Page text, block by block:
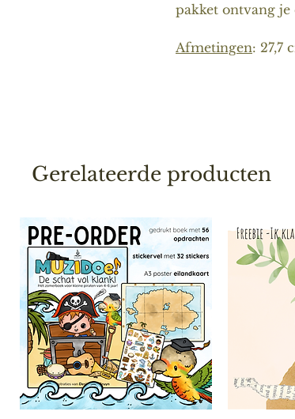
pakket ontvang je
Afmetingen: 27,7
Gerelateerde producten